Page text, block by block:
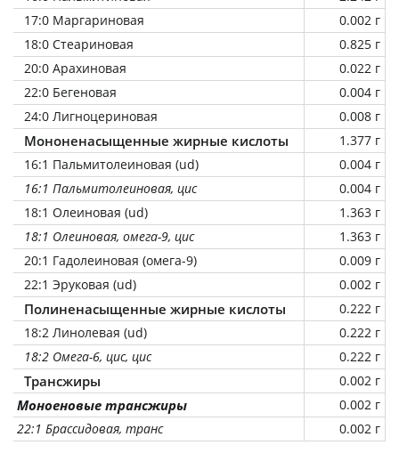
17:0 Маргариновая
0.002 г
18:0 Стеариновая
0.825 г
20:0 Арахиновая
0.022 г
22:0 Бегеновая
0.004 г
24:0 Лигноцериновая
0.008 г
Мононенасыщенные жирные кислоты
1.377 г
16:1 Пальмитолеиновая (ud)
0.004 г
16:1 Пальмитолеиновая, цис
0.004 г
18:1 Олеиновая (ud)
1.363 г
18:1 Олеиновая, омега-9, цис
1.363 г
20:1 Гадолеиновая (омега-9)
0.009 г
22:1 Эруковая (ud)
0.002 г
Полиненасыщенные жирные кислоты
0.222 г
18:2 Линолевая (ud)
0.222 г
18:2 Омега-6, цис, цис
0.222 г
Трансжиры 0.002 г
Моноеновые трансжиры
0.002 г
22:1 Брассидовая, транс
0.002 г